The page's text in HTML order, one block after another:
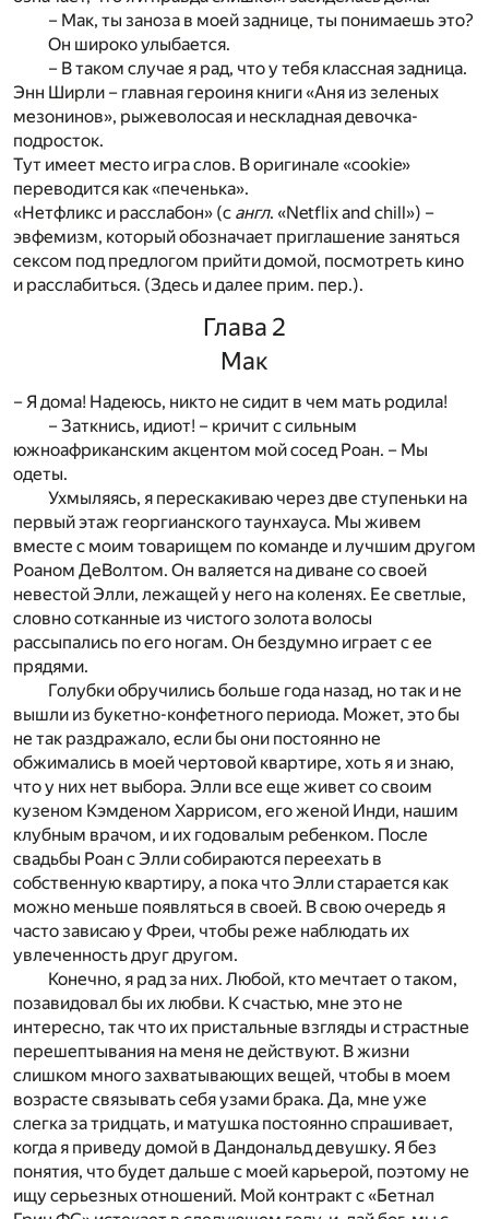
– Мак, ты заноза в моей заднице, ты понимаешь это?
Он широко улыбается.
– В таком случае я рад, что у тебя классная задница.
Энн Ширли – главная героиня книги «Аня из зеленых
мезонинов», рыжеволосая и нескладная девочка-
подросток.
Тут имеет место игра слов. В оригинале «cookie»
переводится как «печенька».
«Нетфликс и расслабон» (с англ. «Netflix and chill») –
эвфемизм, который обозначает приглашение заняться
сексом под предлогом прийти домой, посмотреть кино
и расслабиться. (Здесь и далее прим. пер.).
Глава 2
Мак
– Я дома! Надеюсь, никто не сидит в чем мать родила!
– Заткнись, идиот! – кричит с сильным
южноафриканским акцентом мой сосед Роан. – Мы
одеты.
Ухмыляясь, я перескакиваю через две ступеньки на
первый этаж георгианского таунхауса. Мы живем
вместе с моим товарищем по команде и лучшим другом
Роаном ДеВолтом. Он валяется на диване со своей
невестой Элли, лежащей у него на коленях. Ее светлые,
словно сотканные из чистого золота волосы
рассыпались по его ногам. Он бездумно играет с ее
прядями.
Голубки обручились больше года назад, но так и не
вышли из букетно-конфетного периода. Может, это бы
не так раздражало, если бы они постоянно не
обжимались в моей чертовой квартире, хоть я и знаю,
что у них нет выбора. Элли все еще живет со своим
кузеном Кэмденом Харрисом, его женой Инди, нашим
клубным врачом, и их годовалым ребенком. После
свадьбы Роан с Элли собираются переехать в
собственную квартиру, а пока что Элли старается как
можно меньше появляться в своей. В свою очередь я
часто зависаю у Фреи, чтобы реже наблюдать их
увлеченность друг другом.
Конечно, я рад за них. Любой, кто мечтает о таком,
позавидовал бы их любви. К счастью, мне это не
интересно, так что их пристальные взгляды и страстные
перешептывания на меня не действуют. В жизни
слишком много захватывающих вещей, чтобы в моем
возрасте связывать себя узами брака. Да, мне уже
слегка за тридцать, и матушка постоянно спрашивает,
когда я приведу домой в Дандональд девушку. Я без
понятия, что будет дальше с моей карьерой, поэтому не
ищу серьезных отношений. Мой контракт с «Бетнал